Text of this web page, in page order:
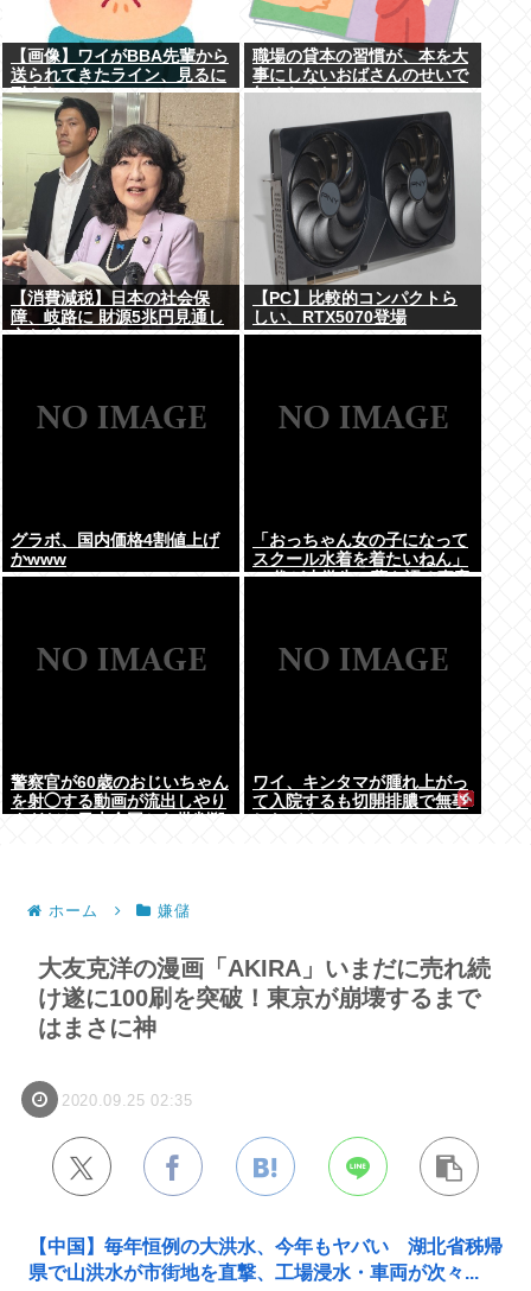
【画像】ワイがBBA先輩から
送られてきたライン、見るに
耐えない・・・
職場の貸本の習慣が、本を大
事にしないおばさんのせいで
無くなった
【消費減税】日本の社会保
障、岐路に 財源5兆円見通し
立たず
【PC】比較的コンパクトら
しい、RTX5070登場
グラボ、国内価格4割値上げ
かwww
「おっちゃん女の子になって
スクール水着を着たいねん」
60代が小学生に夢を語る事案
警察官が60歳のおじいちゃん
を射◯する動画が流出しやり
ワイ、キンタマが腫れ上がっ
て入院するも切開排膿で無事
ホーム 嫌儲
大友克洋の漫画「AKIRA」いまだに売れ続
け遂に100刷を突破！東京が崩壊するまで
はまさに神
2020.09.25 02:35
【中国】毎年恒例の大洪水、今年もヤバい 湖北省秭帰
県で山洪水が市街地を直撃、工場浸水・車両が次々...